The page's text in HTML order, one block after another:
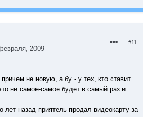
2009
#11
не новую, а бу - у тех, кто ставит
не самое-самое будет в самый раз и
лет назад приятель продал видеокарту за